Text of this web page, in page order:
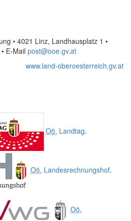
• 4021 Linz, Landhausplatz 1 •
• E-Mail post@ooe.gv.at
www.land-oberoesterreich.gv.at
Oö. Landtag.
Oö. Landesrechnungshof.
Oö.